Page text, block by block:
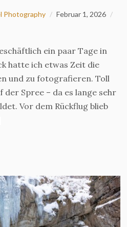
Photography
Februar 1, 2026
ein paar Tage in
hatte ich etwas Zeit die
und zu fotografieren. Toll
der Spree – da es lange sehr
Vor dem Rückflug blieb